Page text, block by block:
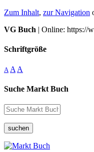
Zum Inhalt, zur Navigation
VG Buch | Online: https://
Schriftgröße
A A A
Suche Markt Buch
suchen